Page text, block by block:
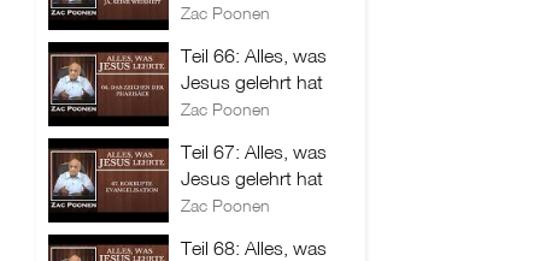
Zac Poonen
Teil 66: Alles, was
Jesus gelehrt hat
Zac Poonen
Teil 67: Alles, was
Jesus gelehrt hat
Zac Poonen
Teil 68: Alles, was